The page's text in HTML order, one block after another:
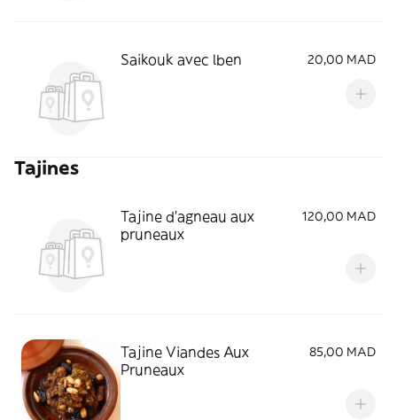
Saikouk avec lben 20,00 MAD
Tajines
Tajine d’agneau aux
pruneaux
120,00 MAD
Tajine Viandes Aux
Pruneaux
85,00 MAD